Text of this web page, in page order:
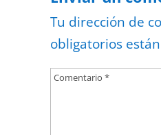
Tu dirección de
obligatorios